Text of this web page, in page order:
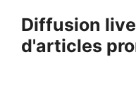
contenu
Diffusion
d'articles